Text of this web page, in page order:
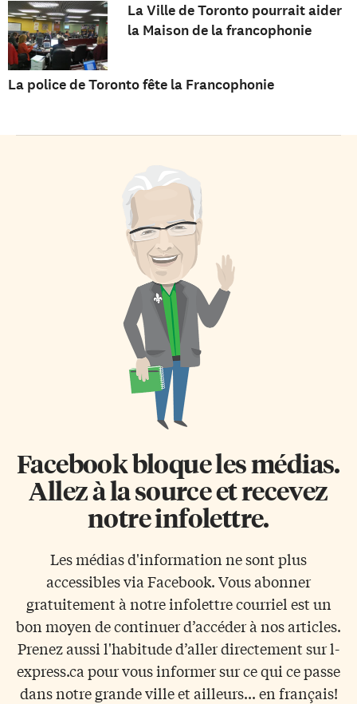
La Ville de Toronto pourrait aider
la Maison de la francophonie
La police de Toronto fête la Francophonie
Facebook bloque les médias.
Allez à la source et recevez
notre infolettre.
Les médias d'information ne sont plus
accessibles via Facebook. Vous abonner
gratuitement à notre infolettre courriel est un
bon moyen de continuer d’accéder à nos articles.
Prenez aussi l'habitude d’aller directement sur l-
express.ca pour vous informer sur ce qui ce passe
dans notre grande ville et ailleurs... en français!